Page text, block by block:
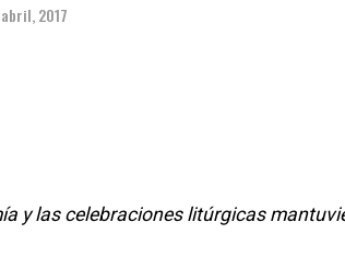
2017
y las celebraciones litúrgicas